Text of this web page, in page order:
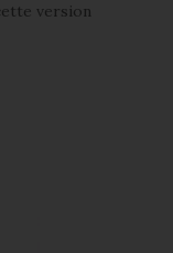
version